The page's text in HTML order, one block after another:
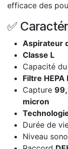
efficace des
✅
Aspirateur
Classe L
Capacité
Filtre HEPA
Capture
micron
Durée de
Niveau